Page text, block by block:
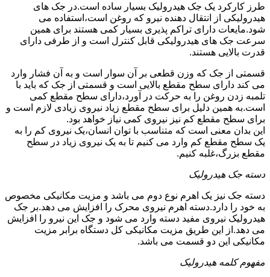
طرز کارکرد یک جک هیدرولیک بسیار ساده است.در جک های
هیدرولیکی از انتقال دهنده نیرو که روغن است،استفاده می
شود.مایعات دارای تراکم پذیری بسیار کمی هستند برای همین
سرعت جک های هیدرولیکی قابل کنترل است و از طرفی دارای
قدرت بالایی هستند.
قسمتی از جک که وزن قطعی بر آن سوار است و به آن فشار وارد
می کند دارای سطح مقطع بالایی است و قسمتی از جک که باید با
تلمبه زدن روغن را به حرکت در آورد،دارای سطح مقطع کمی
است.به همین دلیل برای سطح مقطع زیاد نیروی زیادی لازم است و
برای سطح مقطع کم نیز نیروی کمی نیاز خواهد بود.
این بدان معنی است که متناسب با توان انسان،یک نیروی کم را به
یک سطح مقطع کم وارد می کنیم تا به یک نیروی زیاد در سطح
مقطع بزرگ،غلبه کنیم.
دسته جک هیدرولیک
دسته جک نیز یک اهرم نوع دوم می باشد و مزیت مکانیکی مخصوص
به خود را دارد.دسته اهرم نیروی محرک را افزایش می دهد.بر جک
هیدرولیک نیروی مفید دسته وارد می شود و جک این نیرو را افزایش
می دهد.از این طریق مزیت مکانیکی کل دستگاه برابر مزیت
مکانیکی این دو قسمت می باشد.
مفهوم کلمه هیدرولیک